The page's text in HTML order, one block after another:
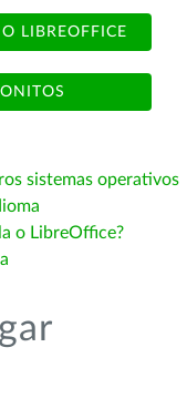
LIBREOFFICE
sistemas operativos
o LibreOffice?